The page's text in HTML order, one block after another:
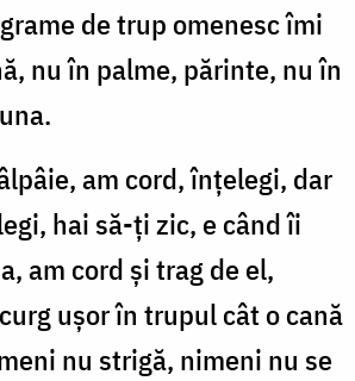
de trup omenesc îmi
nu în palme, părinte, nu în
am cord, înțelegi, dar
hai să-ți zic, e când îi
am cord și trag de el,
ușor în trupul cât o cană
nu strigă, nimeni nu se